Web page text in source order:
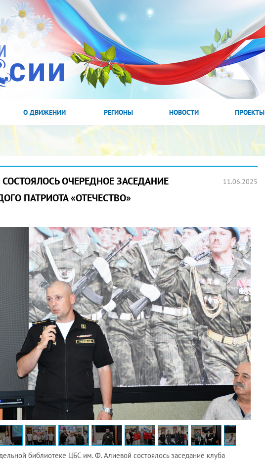
О ДВИЖЕНИИ РЕГИОНЫ НОВОСТИ ПРОЕКТЫ
ОЧЕРЕДНОЕ ЗАСЕДАНИЕ
ПАТРИОТА «ОТЕЧЕСТВО»
11.06.2025
библиотеке ЦБС им. Ф. Алиевой состоялось заседание клуба
ПРОВОЗГЛАШЕН ГОДОМ
В ЯКУТИИ